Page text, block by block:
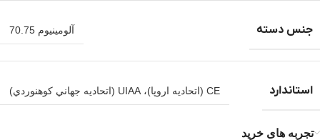
جنس دسته آلومینیوم 70.75
استاندارد CE (اتحاديه اروپا)، UIAA (اتحاديه جهاني کوهنوردي)
تجربه های خرید